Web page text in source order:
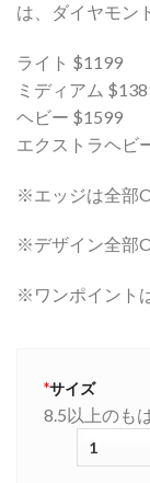
は、ダイヤモン
ライト $1199
ミディアム
ヘビー $1599
エクストラヘビ
※エッジは全部
※デザイン全部
※ワンポイント
*サイズ
8.5以上のも